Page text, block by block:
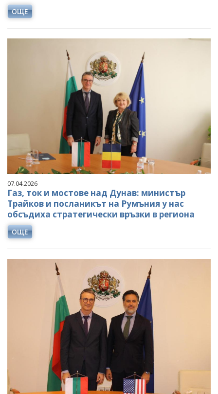
ОЩЕ
07.04.2026
Газ, ток и мостове над Дунав: министър
Трайков и посланикът на Румъния у нас
обсъдиха стратегически връзки в региона
ОЩЕ